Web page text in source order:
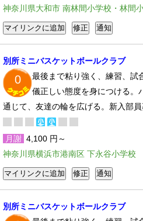
神奈川県大和市 南林間小学校・林間
別所ミニバスケットボールクラブ
0
最後まで粘り強く、練習、試
儀正しい態度を身につける。
通じて、友達の輪を広げる。新入部
月謝 4,100 円～
神奈川県横浜市港南区 下永谷小学校
別所ミニバスケットボールクラブ